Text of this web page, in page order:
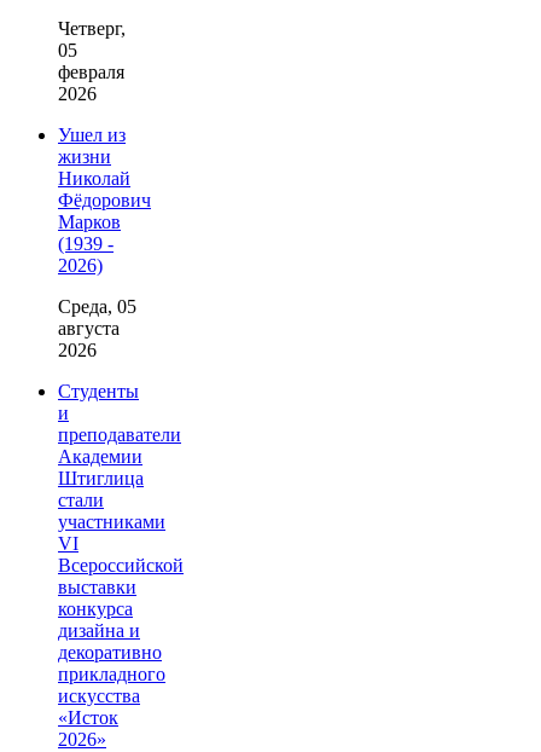
Четверг,
05
февраля
2026
Ушел из
жизни
Николай
Фёдорович
Марков
(1939 -
2026)
Среда, 05
августа
2026
Студенты
и
преподаватели
Академии
Штиглица
стали
участниками
VI
Всероссийской
выставки
конкурса
дизайна и
декоративно
прикладного
искусства
«Исток
2026»